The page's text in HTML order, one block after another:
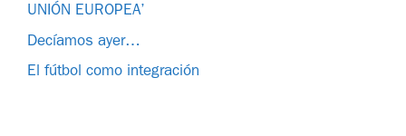
UNIÓN EUROPEA’
Decíamos ayer…
El fútbol como integración